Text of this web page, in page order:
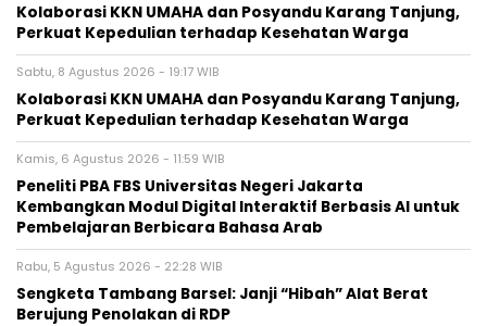
Kolaborasi KKN UMAHA dan Posyandu Karang Tanjung,
Perkuat Kepedulian terhadap Kesehatan Warga
Sabtu, 8 Agustus 2026 - 19:17 WIB
Kolaborasi KKN UMAHA dan Posyandu Karang Tanjung,
Perkuat Kepedulian terhadap Kesehatan Warga
Kamis, 6 Agustus 2026 - 11:59 WIB
Peneliti PBA FBS Universitas Negeri Jakarta
Kembangkan Modul Digital Interaktif Berbasis AI untuk
Pembelajaran Berbicara Bahasa Arab
Rabu, 5 Agustus 2026 - 22:28 WIB
Sengketa Tambang Barsel: Janji “Hibah” Alat Berat
Berujung Penolakan di RDP